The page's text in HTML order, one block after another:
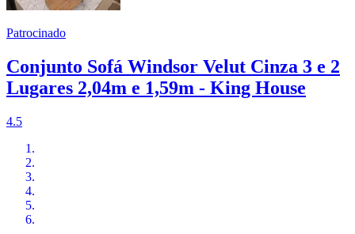
Patrocinado
Conjunto Sofá Windsor Velut Cinza 3 e 2
Lugares 2,04m e 1,59m - King House
4.5